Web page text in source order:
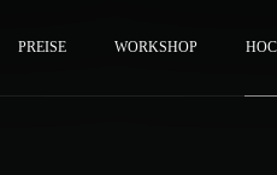
PREISE WORKSHOP